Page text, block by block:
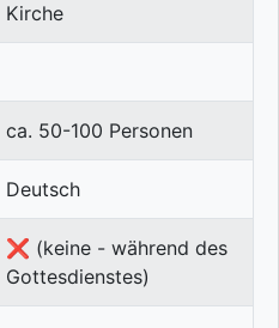
Kirche
ca. 50-100 Personen
Deutsch
❌ (keine - während des
Gottesdienstes)